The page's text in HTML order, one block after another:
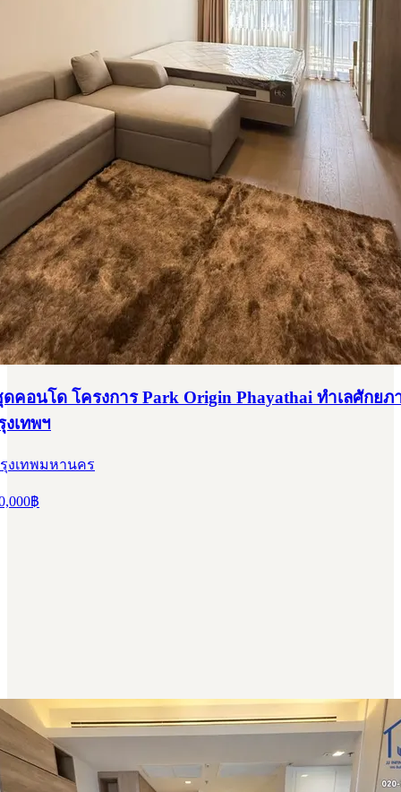
คอนโด โครงการ Park Origin Phayathai ทำเลศักยภ
งเทพฯ
งเทพมหานคร
฿